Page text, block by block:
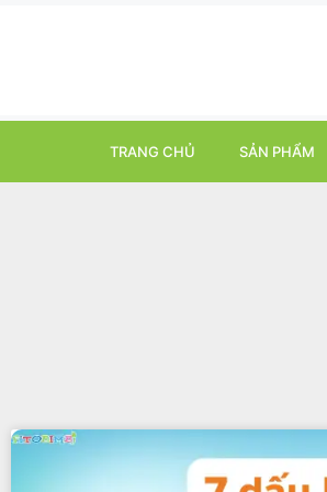
TRANG CHỦ SẢN PHẨM